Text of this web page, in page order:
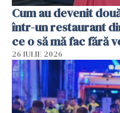
Cum au devenit
într-un restaurant
ce o să mă fac fără
26 IULIE 2026